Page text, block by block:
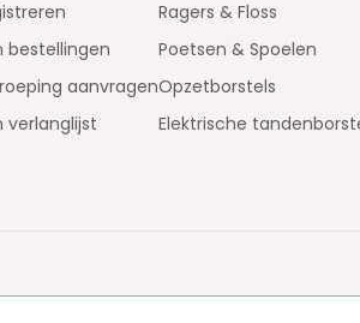
bestellingen
aanvragen
verlanglijst
Ragers & Floss
Poetsen & Spoelen
Opzetborstels
Elektrische